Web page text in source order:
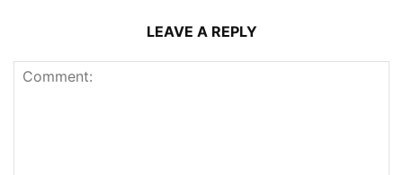
LEAVE A REPLY